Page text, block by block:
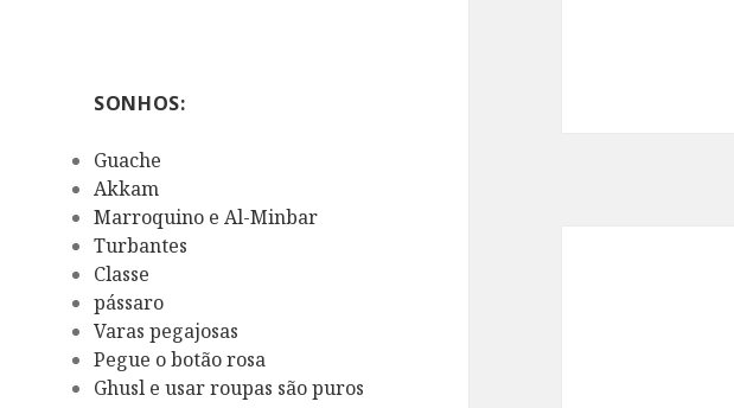
SONHOS:
Guache
Akkam
Marroquino e Al-Minbar
Turbantes
Classe
pássaro
Varas pegajosas
Pegue o botão rosa
Ghusl e usar roupas são puros